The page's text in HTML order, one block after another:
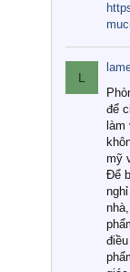
L
để
mỹ
Để